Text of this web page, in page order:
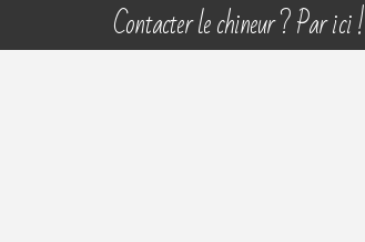
Contacter le chineur ? Par ici !